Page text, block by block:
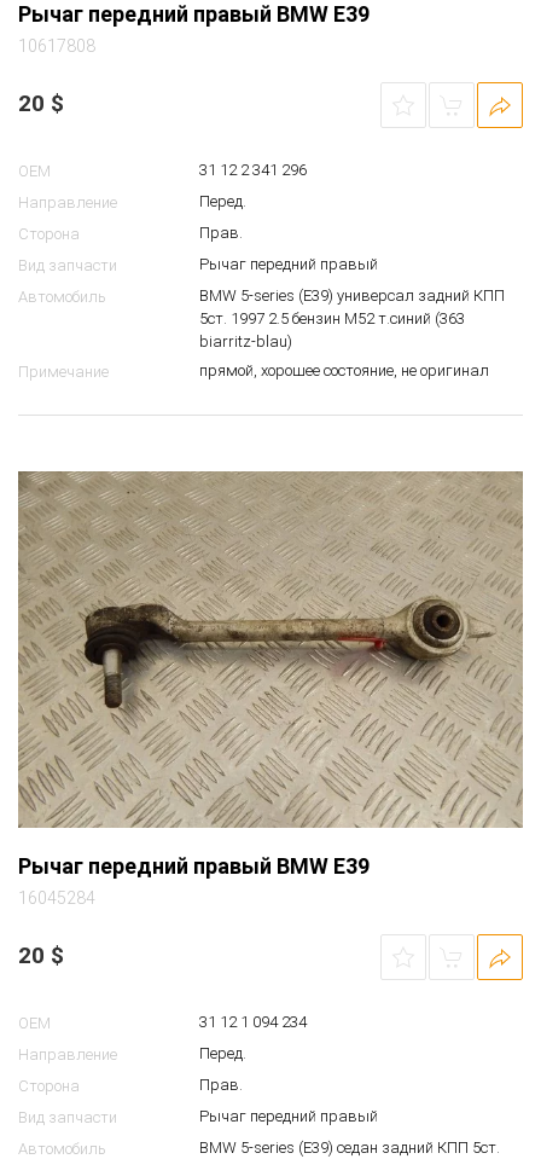
Рычаг передний правый BMW E39
10617808
20 $
OEM
31 12 2 341 296
Направление
Перед.
Сторона
Прав.
Вид запчасти
Рычаг передний правый
Автомобиль
BMW 5-series (E39) универсал задний КПП
5ст. 1997 2.5 бензин M52 т.синий (363
biarritz-blau)
Примечание
прямой, хорошее состояние, не оригинал
Рычаг передний правый BMW E39
16045284
20 $
OEM
31 12 1 094 234
Направление
Перед.
Сторона
Прав.
Вид запчасти
Рычаг передний правый
Автомобиль
BMW 5-series (E39) седан задний КПП 5ст.